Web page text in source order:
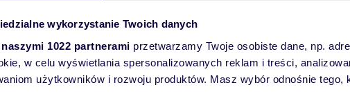
wykorzystanie Twoich danych
naszymi 1022 partnerami przetwarzamy Twoje osobiste dane, np.
w celu wyświetlania spersonalizowanych reklam i treści,
użytkowników i rozwoju produktów. Masz wybór odnośnie
jasne mieszkanie zlokalizowane w kamienicy z cegły, w jednej z
Leśne.
pełną swobodę aranżacyjną oraz realną możliwość podziału na trzy